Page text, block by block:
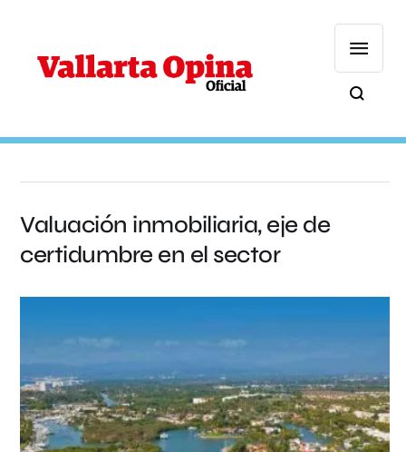
Valuación inmobiliaria, eje de
certidumbre en el sector